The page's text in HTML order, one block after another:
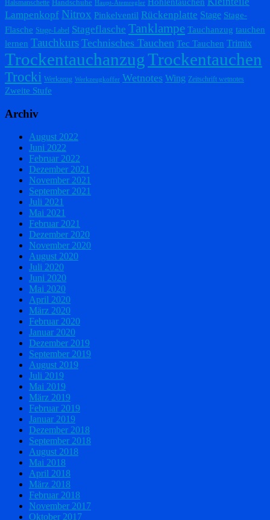
Halsmanschette Handschuhe Haupt-Atemregler
Lampenkopf Nitrox Pinkelventil Rückenplatte Stage Stage-
Flasche Stage-Label Stageflasche Tanklampe Tauchanzug tauchen
lernen Tauchkurs Technisches Tauchen Tec Tauchen Trimix
TrockentauchanzugTrockentauchen
Trocki Werkzeug Werkzeugkoffer Wetnotes Wing Zeitschrift wetnotes
Zweite Stufe
Archiv
August 2022
Juni 2022
Februar 2022
Dezember 2021
November 2021
September 2021
Juli 2021
Mai 2021
Februar 2021
Dezember 2020
November 2020
August 2020
Juli 2020
Juni 2020
Mai 2020
April 2020
März 2020
Februar 2020
Januar 2020
Dezember 2019
September 2019
August 2019
Juli 2019
Mai 2019
März 2019
Februar 2019
Januar 2019
Dezember 2018
September 2018
August 2018
Mai 2018
April 2018
März 2018
Februar 2018
November 2017
Oktober 2017